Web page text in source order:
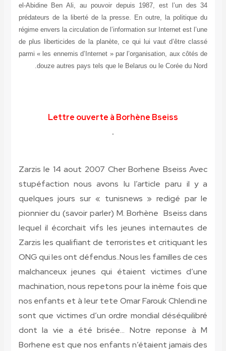
el-Abidine Ben Ali, au pouvoir depuis 1987, est l’un des 34
prédateurs de la liberté de la presse. En outre, la politique du
régime envers la circulation de l’information sur Internet est l’une
de plus liberticides de la planète, ce qui lui vaut d’être classé
parmi « les ennemis d’Internet » par l’organisation, aux côtés de
douze autres pays tels que le Belarus ou le Corée du Nord.
Lettre ouverte à Borhène Bseiss
.
Zarzis le 14 aout 2007 Cher Borhene BseissAvec
stupéfaction nous avons lu l’article paru il y a
quelques jours sur « tunisnews » redigé par le
pionnier du (savoir parler) M. Borhène Bseiss dans
lequel il écorchait vifs les jeunes internautes de
Zarzis les qualifiant de terroristes et critiquant les
ONG qui les ont défendus..Nous les familles de ces
malchanceux jeunes qui étaient victimes d’une
machination, nous repetons pour la inème fois que
nos enfants et à leur tete Omar Farouk Chlendi ne
sont que victimes d’un ordre mondial déséquilibré
dont la vie a été brisée… Notre reponse à M
Borhene est que nos enfants n’étaient jamais des